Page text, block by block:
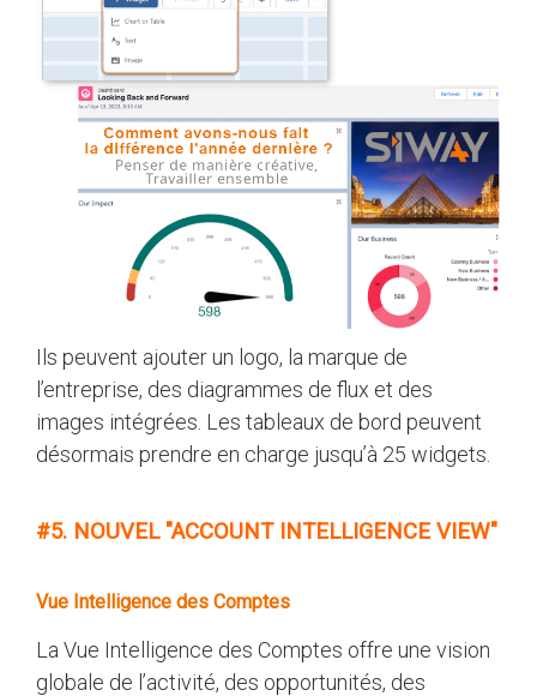
Ils peuvent ajouter un logo, la marque de
l’entreprise, des diagrammes de flux et des
images intégrées. Les tableaux de bord peuvent
désormais prendre en charge jusqu’à 25 widgets.
#5. NOUVEL "ACCOUNT INTELLIGENCE VIEW"
Vue Intelligence des Comptes
La Vue Intelligence des Comptes offre une vision
globale de l’activité, des opportunités, des